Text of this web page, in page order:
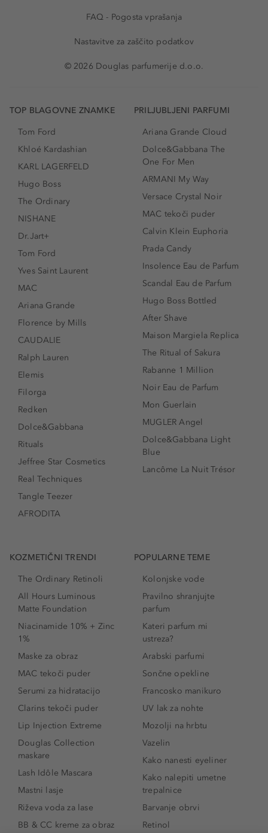
FAQ - Pogosta vprašanja
Nastavitve za zaščito podatkov
© 2026 Douglas parfumerije d.o.o.
TOP BLAGOVNE ZNAMKE
Tom Ford
Khloé Kardashian
KARL LAGERFELD
Hugo Boss
The Ordinary
NISHANE
Dr.Jart+
Tom Ford
Yves Saint Laurent
MAC
Ariana Grande
Florence by Mills
CAUDALIE
Ralph Lauren
Elemis
Filorga
Redken
Dolce&Gabbana
Rituals
Jeffree Star Cosmetics
Real Techniques
Tangle Teezer
AFRODITA
PRILJUBLJENI PARFUMI
Ariana Grande Cloud
Dolce&Gabbana The
One For Men
ARMANI My Way
Versace Crystal Noir
MAC tekoči puder
Calvin Klein Euphoria
Prada Candy
Insolence Eau de Parfum
Scandal Eau de Parfum
Hugo Boss Bottled
After Shave
Maison Margiela Replica
The Ritual of Sakura
Rabanne 1 Million
Noir Eau de Parfum
Mon Guerlain
MUGLER Angel
Dolce&Gabbana Light
Blue
Lancôme La Nuit Trésor
KOZMETIČNI TRENDI
The Ordinary Retinoli
All Hours Luminous
Matte Foundation
Niacinamide 10% + Zinc
1%
Maske za obraz
MAC tekoči puder
Serumi za hidratacijo
Clarins tekoči puder
Lip Injection Extreme
Douglas Collection
maskare
Lash Idôle Mascara
Mastni lasje
Riževa voda za lase
BB & CC kreme za obraz
POPULARNE TEME
Kolonjske vode
Pravilno shranjujte
parfum
Kateri parfum mi
ustreza?
Arabski parfumi
Sončne opekline
Francosko manikuro
UV lak za nohte
Mozolji na hrbtu
Vazelin
Kako nanesti eyeliner
Kako nalepiti umetne
trepalnice
Barvanje obrvi
Retinol